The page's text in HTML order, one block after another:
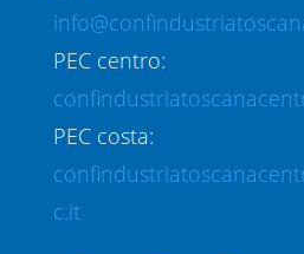
PEC centro:
PEC costa:
c.it